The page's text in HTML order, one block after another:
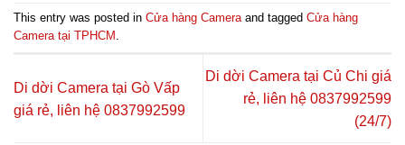
This entry was posted in Cửa hàng Cameraand tagged Cửa hàng
Camera tại TPHCM .
Di dời Camera tại Gò Vấp
giá rẻ, liên hệ 0837992599
Di dời Camera tại Củ Chi giá
rẻ, liên hệ 0837992599
(24/7)